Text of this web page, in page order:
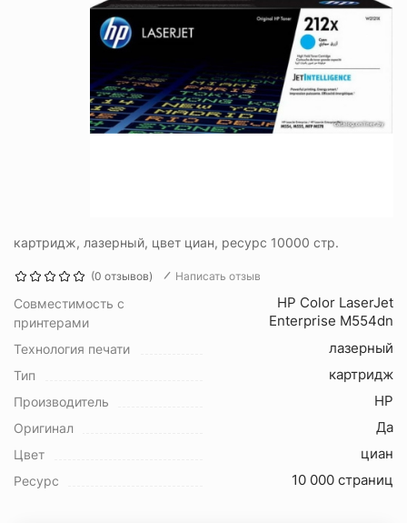
картридж, лазерный, цвет циан, ресурс 10000 стр.
(0 отзывов) Написать отзыв
Совместимость с
принтерами
HP Color LaserJet
Enterprise M554dn
Технология печати лазерный
Тип картридж
Производитель HP
Оригинал Да
Цвет циан
Ресурс 10 000 страниц